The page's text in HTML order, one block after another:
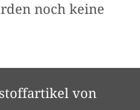
noch keine
von